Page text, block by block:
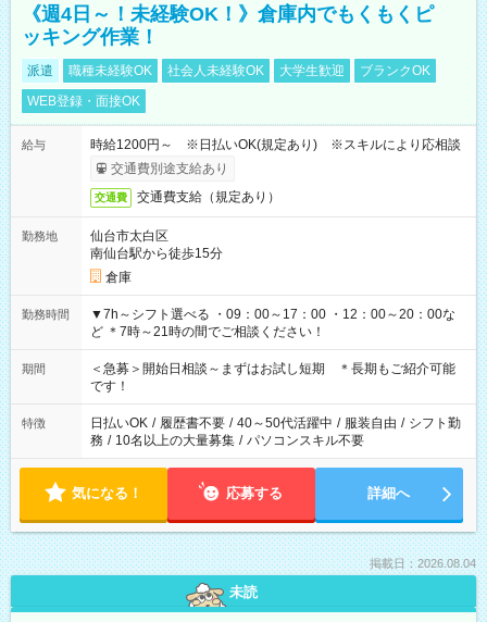
《週4日～！未経験OK！》倉庫内でもくもくピ
ッキング作業！
派遣 職種未経験OK 社会人未経験OK 大学生歓迎
ブランクOK
WEB登録・面接OK
給与
時給1200円～ ※日払いOK(規定あり) ※スキルにより応相談
交通費別途支給あり
交通費 交通費支給（規定あり）
勤務地
仙台市太白区
南仙台駅から徒歩15分
倉庫
勤務時間
▼7h～シフト選べる ・09：00～17：00 ・12：00～20：00な
ど ＊7時～21時の間でご相談ください！
期間
＜急募＞開始日相談～まずはお試し短期 ＊長期もご紹介可能
です！
特徴 日払いOK / 履歴書不要 / 40～50代活躍中 / 服装自由 / シフト勤
務 / 10名以上の大量募集 / パソコンスキル不要
気になる！ 応募する 詳細へ
掲載日：2026.08.04
未読